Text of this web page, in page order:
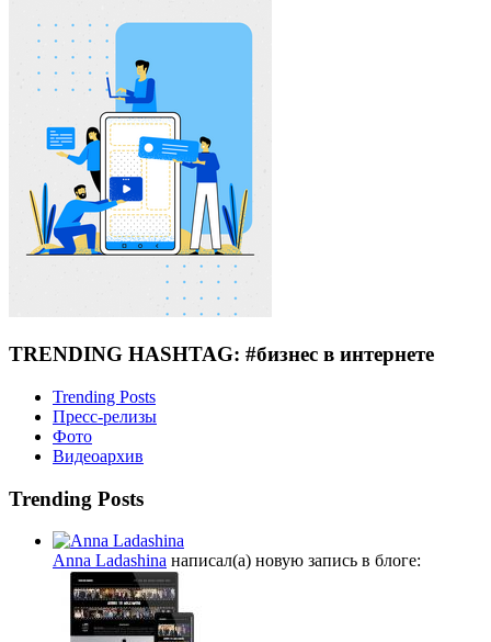
TRENDING HASHTAG: #бизнес в интернете
Trending Posts
Пресс-релизы
Фото
Видеоархив
Trending Posts
Anna Ladashina написал(а) новую запись в блоге: